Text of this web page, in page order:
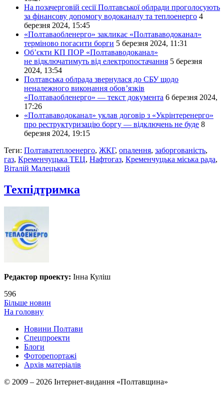
На позачерговій сесії Полтавської облради проголосують
за фінансову допомогу водоканалу та теплоенерго 4
березня 2024, 15:45
«Полтаваобленерго» закликає «Полтававодоканал»
терміново погасити борги 5 березня 2024, 11:31
Обʼєкти КП ПОР «Полтававодоканал»
не відключатимуть від електропостачання 5 березня
2024, 13:54
Полтавська облрада звернулася до СБУ щодо
неналежного виконання обовʼязків
«Полтаваобленерго» — текст документа 6 березня 2024,
17:26
«Полтававодоканал» уклав договір з «Укрінтеренерго»
про реструктуризацію боргу — відключень не буде 8
березня 2024, 19:15
Теги: Полтаватеплоенерго, ЖКГ, опалення, заборгованість,
газ, Кременчуцька ТЕЦ, Нафтогаз, Кременчуцька міська рада,
Віталій Малецький
Техпідтримка
Редактор проекту: Інна Куліш
596
Більше новин
На головну
Новини Полтави
Спецпроекти
Блоги
Фоторепортажі
Архів матеріалів
© 2009 – 2026 Інтернет-видання «Полтавщина»